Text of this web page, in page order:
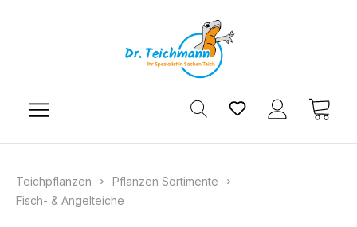
Du hast 0
Teichpflanzen
Pflanzen Sortimente
Fisch- & Angelteiche